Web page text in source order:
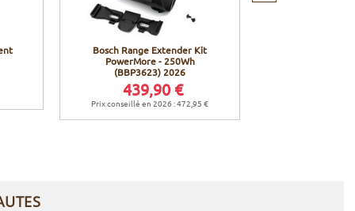
Bosch Range Extender Kit
PowerMore - 250Wh
(BBP3623) 2026
439,90 €
Prix conseillé en 2026 : 472,95 €